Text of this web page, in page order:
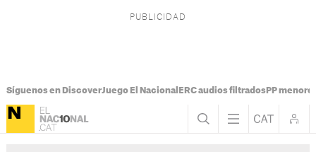
Síguenos en DiscoverJuego El Nacional ERC audios filtradosPP